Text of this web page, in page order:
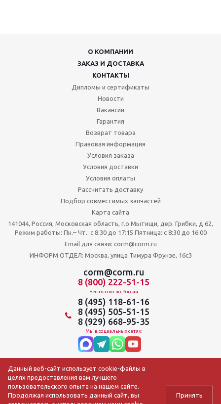
О КОМПАНИИ
ЗАКАЗ И ДОСТАВКА
КОНТАКТЫ
Дипломы и сертификаты
Новости
Вакансии
Гарантия
Возврат товара
Правовая информация
Условия заказа
Условия доставки
Условия оплаты
Рассчитать доставку
Подбор совместимых запчастей
Карта сайта
141044, Россия, Московская область, г.о.Мытищи, дер. Грибки, д 62,
Режим работы: Пн.– Чт.: с 8:30 до 17:15 Пятница: c 8:30 до 16:00
Email для связи: corm@corm.ru
ИНФОРМ ОТДЕЛ: Москва, улица Тимура Фрунзе, 16с3
corm@corm.ru
8 (800) 222-51-15
Бесплатно по России
8 (495) 118-61-16
8 (495) 505-51-15
8 (929) 668-95-35
Мы в социальных сетях:
Данный веб-сайт использует cookie-файлы в
целях предоставления вам лучшего
пользовательского опыта на нашем сайте.
Продолжая использовать данный сайт, вы
Принять